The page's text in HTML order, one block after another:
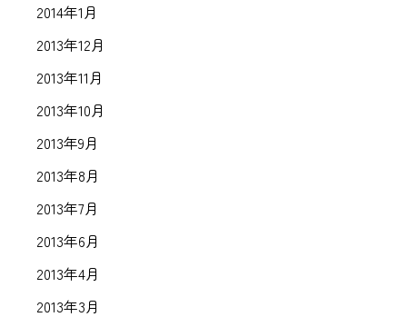
2014年1月
2013年12月
2013年11月
2013年10月
2013年9月
2013年8月
2013年7月
2013年6月
2013年4月
2013年3月